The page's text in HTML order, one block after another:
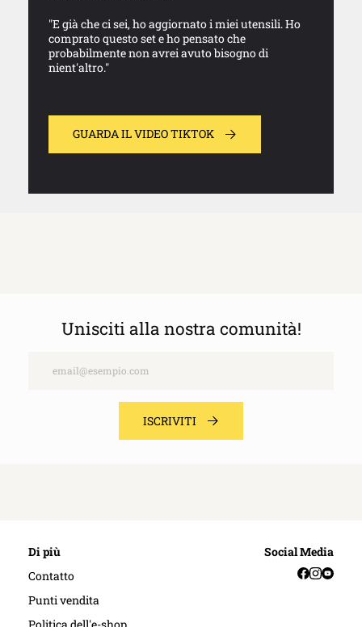
"E già che ci sei, ho aggiornato i miei utensili. Ho
comprato questo set e ho pensato che
probabilmente non avrei avuto bisogno di
nient'altro."
GUARDA IL VIDEO TIKTOK
Unisciti alla nostra comunità!
ISCRIVITI
Di più
Contatto
Punti vendita
Social Media
Facebook